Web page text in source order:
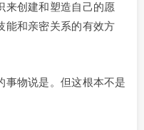
来创建和塑造自己的愿
能和亲密关系的有效方
事物说是。但这根本不是